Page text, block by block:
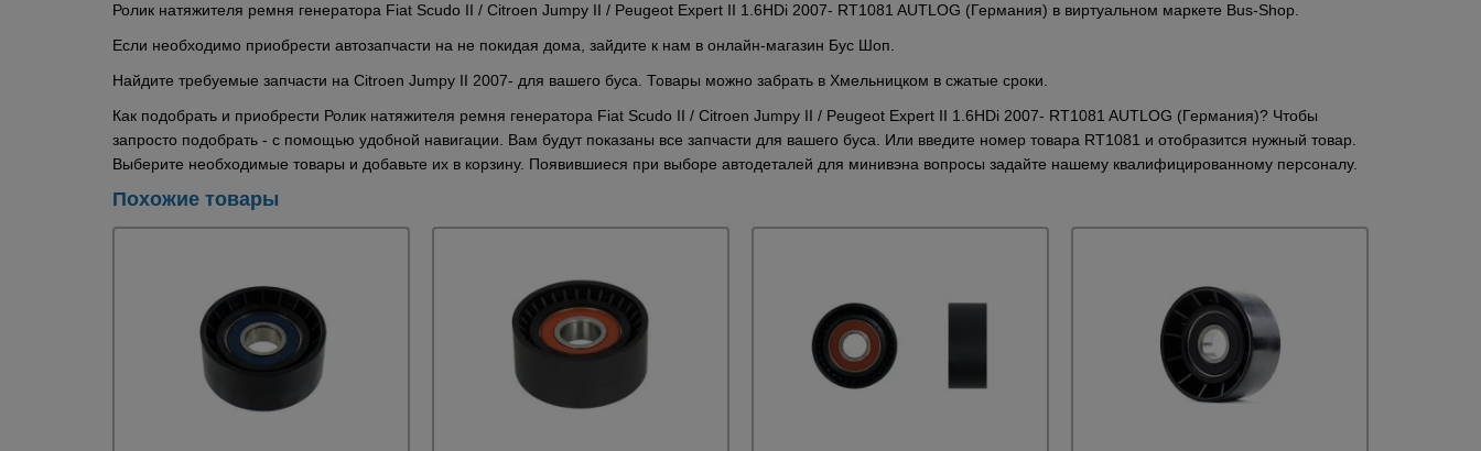
Ролик натяжителя ремня генератора Fiat Scudo II / Citroen Jumpy II / Peugeot Expert II 1.6HDi 2007- RT1081 AUTLOG (Германия) в виртуальном маркете Bus-Shop.
Если необходимо приобрести автозапчасти на не покидая дома, зайдите к нам в онлайн-магазин Бус Шоп.
Найдите требуемые запчасти на Citroen Jumpy II 2007- для вашего буса. Товары можно забрать в Хмельницком в сжатые сроки.
Как подобрать и приобрести Ролик натяжителя ремня генератора Fiat Scudo II / Citroen Jumpy II / Peugeot Expert II 1.6HDi 2007- RT1081 AUTLOG (Германия)? Чтобы
запросто подобрать - с помощью удобной навигации. Вам будут показаны все запчасти для вашего буса. Или введите номер товара RT1081 и отобразится нужный товар.
Выберите необходимые товары и добавьте их в корзину. Появившиеся при выборе автодеталей для минивэна вопросы задайте нашему квалифицированному персоналу.
Похожие товары